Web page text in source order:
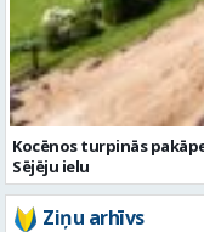
Kocēnos turpinās
Sējēju ielu
Ziņu arhīvs